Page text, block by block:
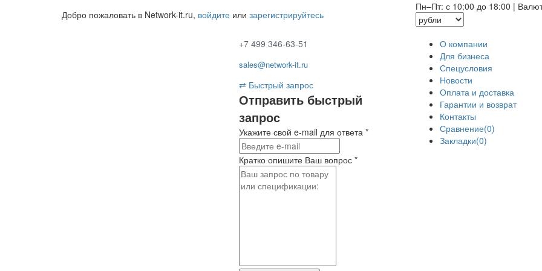
Добро пожаловать в Network-it.ru, войдите или зарегистрируйтесь
Пн–Пт: с 10:00 до 18:00 |
О компании
Для бизнеса
Спецусловия
Новости
Оплата и доставка
Гарантии и возврат
Контакты
Сравнение(0)
Закладки(0)
+7 499 346-63-51
sales@network-it.ru
⇄ Быстрый запрос
Отправить быстрый
запрос
Укажите свой e-mail для ответа *
Кратко опишите Ваш вопрос *